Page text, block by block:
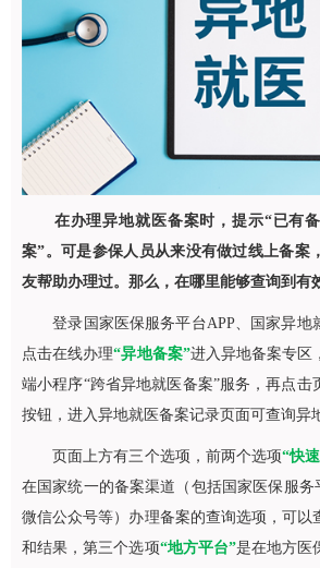
在办理异地就医备案时，提示“已有
案”。可是参保人员从来没有做过线上备案
友帮助办理过。那么，在哪里能够查询到有
登录国家医保服务平台APP、国家异地
点击在线办理“异地备案”进入异地备案专区
端小程序“跨省异地就医备案”服务，再点击
按钮，进入异地就医备案记录页面可查询异
页面上方有三个选项，前两个选项“快
在国家统一的备案渠道（包括国家医保服务
微信公众号等）办理备案的查询选项，可以
和结果，第三个选项“地方平台”是在地方医